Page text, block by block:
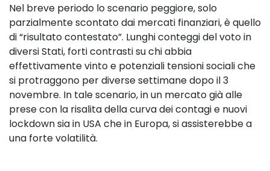
Nel breve periodo lo scenario peggiore, solo
parzialmente scontato dai mercati finanziari, è quello
di “risultato contestato”. Lunghi conteggi del voto in
diversi Stati, forti contrasti su chi abbia
effettivamente vinto e potenziali tensioni sociali che
si protraggono per diverse settimane dopo il 3
novembre. In tale scenario, in un mercato già alle
prese con la risalita della curva dei contagi e nuovi
lockdown sia in USA che in Europa, si assisterebbe a
una forte volatilità.